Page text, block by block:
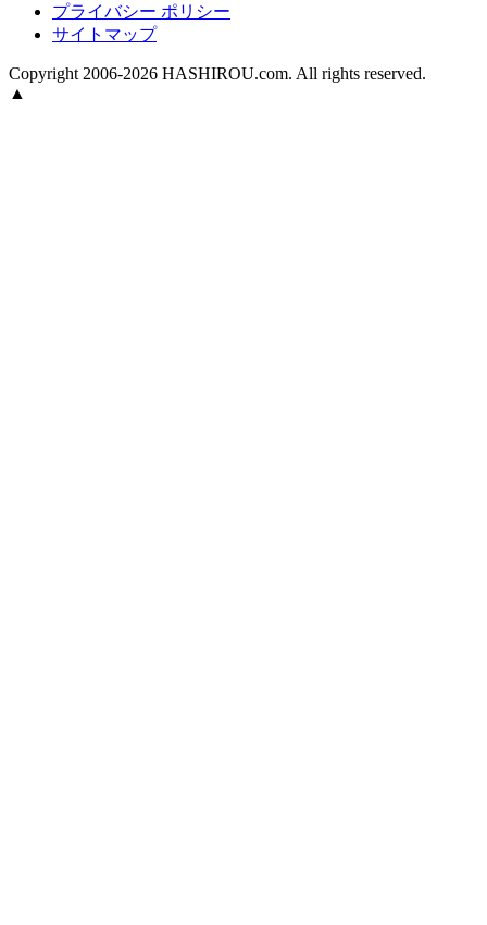
プライバシー ポリシー
サイトマップ
Copyright 2006-2026 HASHIROU.com. All rights reserved.
▲